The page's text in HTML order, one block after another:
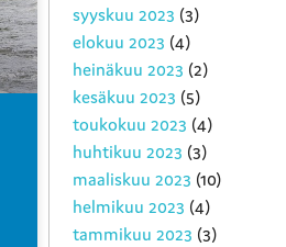
syyskuu 2023 (3)
elokuu 2023 (4)
heinäkuu 2023 (2)
kesäkuu 2023 (5)
toukokuu 2023 (4)
huhtikuu 2023 (3)
maaliskuu 2023 (10)
helmikuu 2023 (4)
tammikuu 2023 (3)